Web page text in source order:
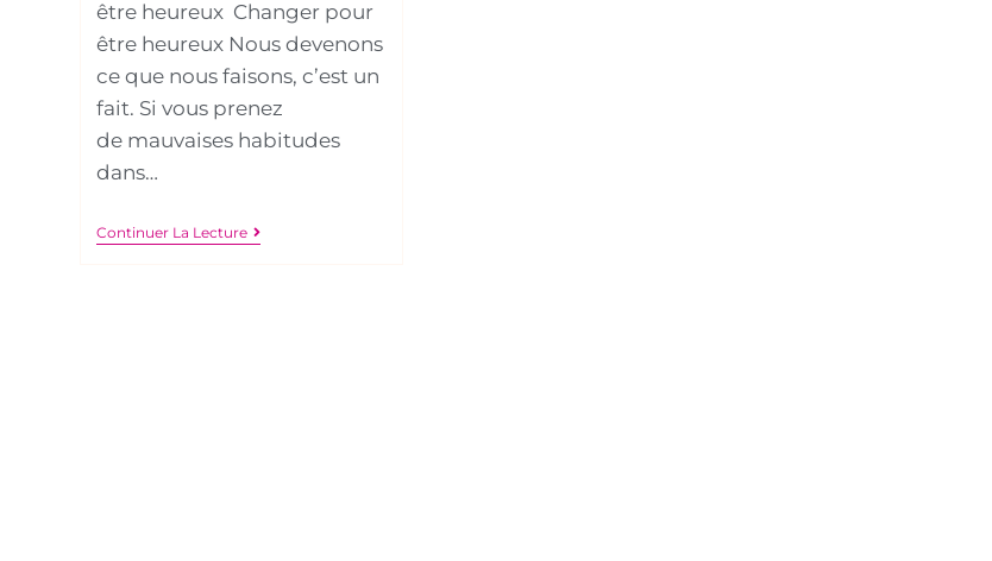
être heureux Changer pour
être heureux Nous devenons
ce que nous faisons, c’est un
fait. Si vous prenez
de mauvaises habitudes
dans…
Continuer La Lecture